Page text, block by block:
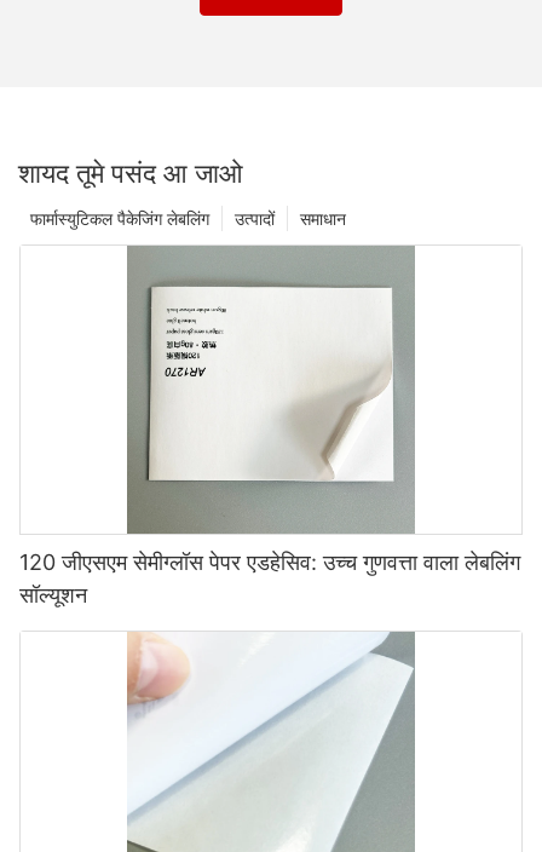
शायद तूमे पसंद आ जाओ
समाधान
उत्पादों
फार्मास्युटिकल पैकेजिंग लेबलिंग
120 जीएसएम सेमीग्लॉस पेपर एडहेसिव: उच्च गुणवत्ता वाला लेबलिंग
सॉल्यूशन